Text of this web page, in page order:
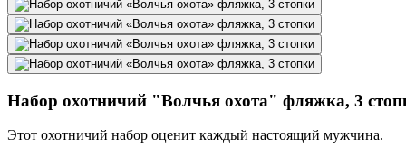
Набор охотничий "Волчья охота" фляжка, 3
Этот охотничий набор оценит каждый настоящий мужчина.